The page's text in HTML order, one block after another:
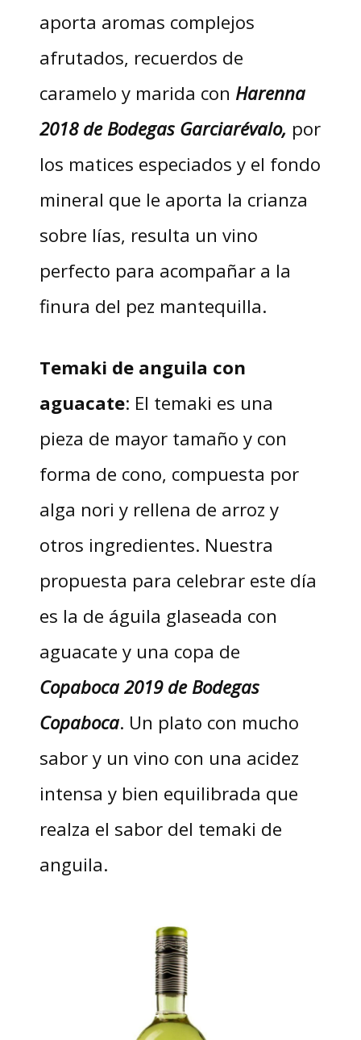
aporta aromas complejos
afrutados, recuerdos de
caramelo y marida con Harenna
2018 de Bodegas Garciarévalo, por
los matices especiados y el fondo
mineral que le aporta la crianza
sobre lías, resulta un vino
perfecto para acompañar a la
finura del pez mantequilla.
Temaki de anguila con
aguacate: El temaki es una
pieza de mayor tamaño y con
forma de cono, compuesta por
alga nori y rellena de arroz y
otros ingredientes. Nuestra
propuesta para celebrar este día
es la de águila glaseada con
aguacate y una copa de
Copaboca 2019 de Bodegas
Copaboca. Un plato con mucho
sabor y un vino con una acidez
intensa y bien equilibrada que
realza el sabor del temaki de
anguila.